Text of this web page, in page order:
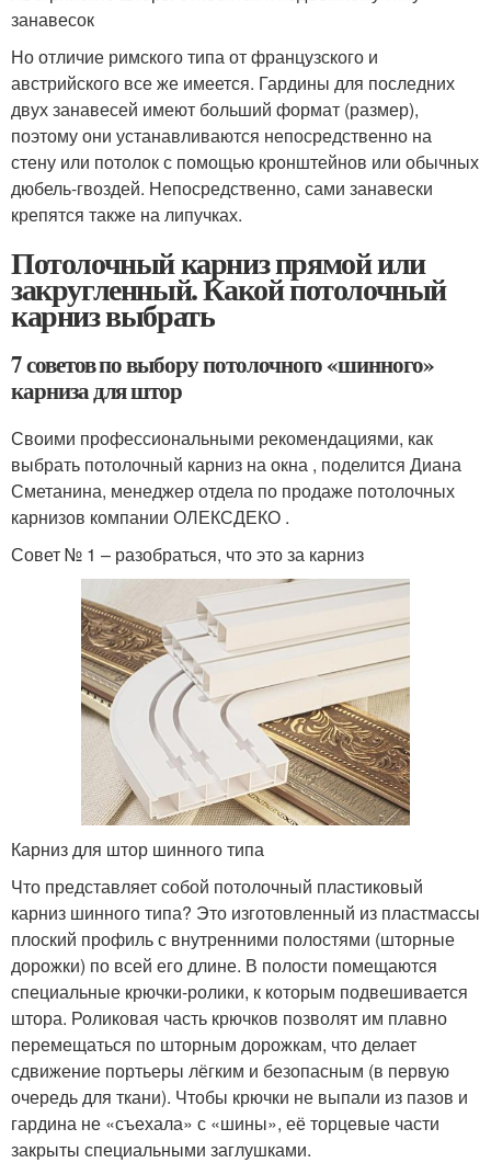
занавесок
Но отличие римского типа от французского и
австрийского все же имеется. Гардины для последних
двух занавесей имеют больший формат (размер),
поэтому они устанавливаются непосредственно на
стену или потолок с помощью кронштейнов или обычных
дюбель-гвоздей. Непосредственно, сами занавески
крепятся также на липучках.
Потолочный карниз прямой или
закругленный. Какой потолочный
карниз выбрать
7 советов по выбору потолочного «шинного»
карниза для штор
Своими профессиональными рекомендациями, как
выбрать потолочный карниз на окна , поделится Диана
Сметанина, менеджер отдела по продаже потолочных
карнизов компании ОЛЕКСДЕКО .
Совет № 1 – разобраться, что это за карниз
Карниз для штор шинного типа
Что представляет собой потолочный пластиковый
карниз шинного типа? Это изготовленный из пластмассы
плоский профиль с внутренними полостями (шторные
дорожки) по всей его длине. В полости помещаются
специальные крючки-ролики, к которым подвешивается
штора. Роликовая часть крючков позволят им плавно
перемещаться по шторным дорожкам, что делает
сдвижение портьеры лёгким и безопасным (в первую
очередь для ткани). Чтобы крючки не выпали из пазов и
гардина не «съехала» с «шины», её торцевые части
закрыты специальными заглушками.